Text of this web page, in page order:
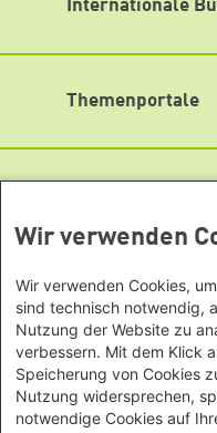
Signal
TikTok
Heinrich-Böll-
Baden-Württemberg
Niedersachsen
Nordrhein-Westfalen
Rheinland-Pfalz
Saarland
Sachsen
Sachsen-Anhalt
Internationale
Büro Neu-Delhi -
Büro Seoul -
Afrika
Somalia/
Äthiopien
Büro Nairobi -
Tansania
Büro Abuja - Nigeria
Themenportale
Grüne Akademie
GreenCampus
Archiv Grünes
Info Hub Plastic
Gender Mediathek
Grüne Websites
Bündnis 90 / Die
Bundestagsfraktion
European Greens
Die Grünen im
Green European
Wir verwenden
Wir verwenden Cookies,
sind technisch notwendig,
Nutzung der Website zu
verbessern. Mit dem Klick
Speicherung von Cookies
Nutzung widersprechen,
notwendige Cookies auf